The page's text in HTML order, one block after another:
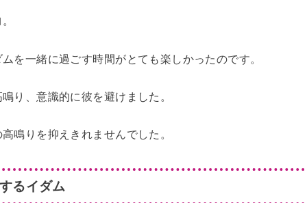
を一緒に過ごす時間がとても楽しかったのです。
り、意識的に彼を避けました。
鳴りを抑えきれませんでした。
るイダム